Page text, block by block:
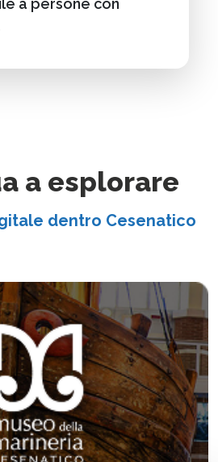
a persone con
a esplorare
dentro Cesenatico